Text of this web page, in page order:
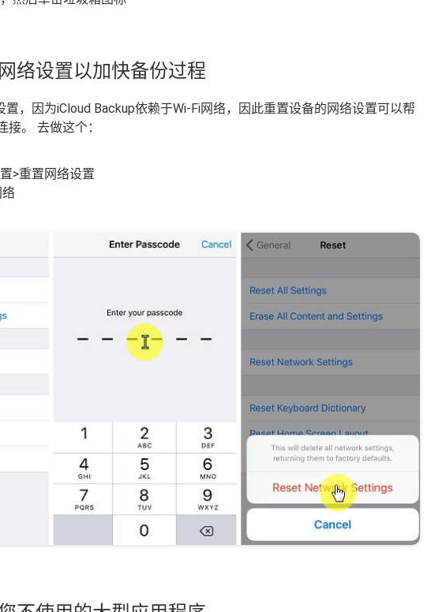
络设置以加快备份过程
，因为iCloud Backup依赖于Wi-Fi网络，因此重置设备的网络设置可以帮
接。 去做这个：
>重置网络设置
络